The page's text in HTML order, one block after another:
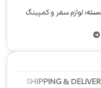
لوازم سفر و کمپینگ
SHIPPING &